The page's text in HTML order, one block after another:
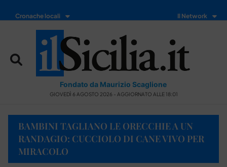
Cronache locali Il Network
Fondato da Maurizio Scaglione
GIOVEDÌ 6 AGOSTO 2026 - AGGIORNATO ALLE 18:01
BAMBINI TAGLIANO LE ORECCHIE A UN
RANDAGIO: CUCCIOLO DI CANE VIVO PER
MIRACOLO